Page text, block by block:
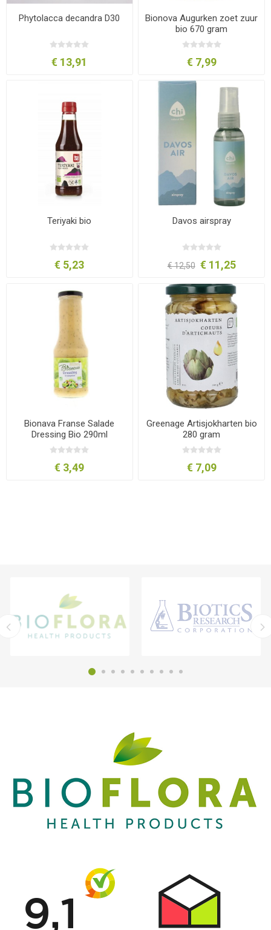
Phytolacca decandra D30
€ 13,91
Bionova Augurken zoet zuur
bio 670 gram
€ 7,99
Teriyaki bio
€ 5,23
Davos airspray
€ 12,50 € 11,25
Bionava Franse Salade
Dressing Bio 290ml
€ 3,49
Greenage Artisjokharten bio
280 gram
€ 7,09